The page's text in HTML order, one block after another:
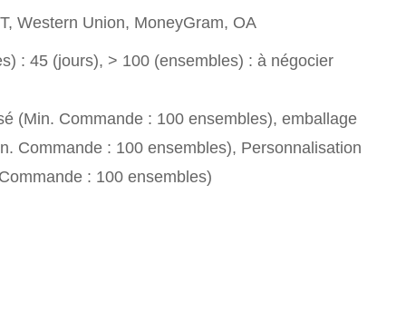
Western Union, MoneyGram, OA
: 45 (jours), > 100 (ensembles) : à négocier
(Min. Commande : 100 ensembles), emballage
Commande : 100 ensembles), Personnalisation
: 100 ensembles)